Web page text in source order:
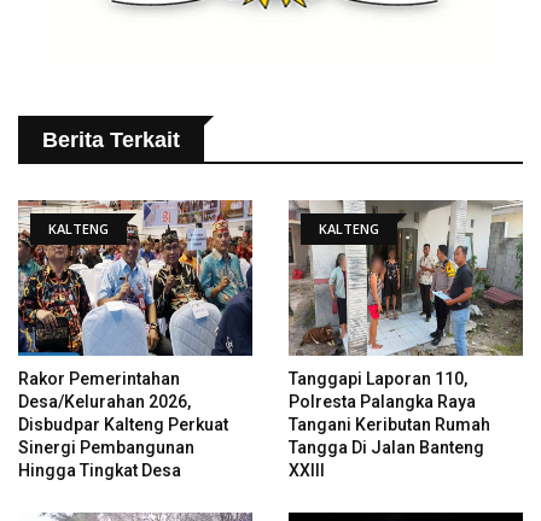
Berita Terkait
KALTENG
Rakor Pemerintahan
Desa/Kelurahan 2026,
Disbudpar Kalteng Perkuat
Sinergi Pembangunan
Hingga Tingkat Desa
KALTENG
Tanggapi Laporan 110,
Polresta Palangka Raya
Tangani Keributan Rumah
Tangga Di Jalan Banteng
XXIII